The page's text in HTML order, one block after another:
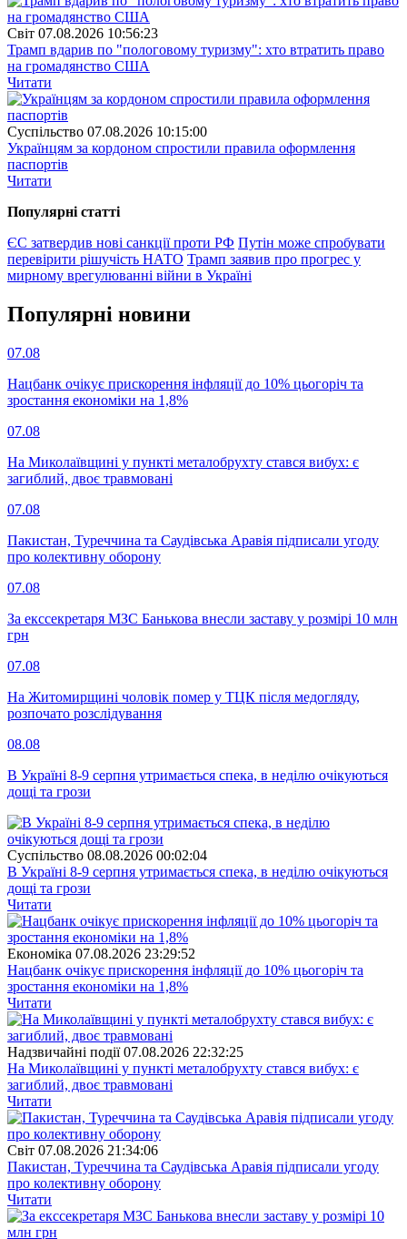
Свiт 07.08.2026 10:56:23
Трамп вдарив по "пологовому туризму": хто втратить право
на громадянство США
Читати
Суспiльство 07.08.2026 10:15:00
Українцям за кордоном спростили правила оформлення
паспортів
Читати
Популярнi статтi
ЄС затвердив нові санкції проти РФ Путін може спробувати
перевірити рішучість НАТО Трамп заявив про прогрес у
мирному врегулюванні війни в Україні
Популярнi новини
07.08
Нацбанк очікує прискорення інфляції до 10% цьогоріч та
зростання економіки на 1,8%
07.08
На Миколаївщині у пункті металобрухту стався вибух: є
загиблий, двоє травмовані
07.08
Пакистан, Туреччина та Саудівська Аравія підписали угоду
про колективну оборону
07.08
За екссекретаря МЗС Банькова внесли заставу у розмірі 10 млн
грн
07.08
На Житомирщині чоловік помер у ТЦК після медогляду,
розпочато розслідування
08.08
В Україні 8-9 серпня утримається спека, в неділю очікуються
дощі та грози
Суспiльство 08.08.2026 00:02:04
В Україні 8-9 серпня утримається спека, в неділю очікуються
дощі та грози
Читати
Економіка 07.08.2026 23:29:52
Нацбанк очікує прискорення інфляції до 10% цьогоріч та
зростання економіки на 1,8%
Читати
Надзвичайні події 07.08.2026 22:32:25
На Миколаївщині у пункті металобрухту стався вибух: є
загиблий, двоє травмовані
Читати
Свiт 07.08.2026 21:34:06
Пакистан, Туреччина та Саудівська Аравія підписали угоду
про колективну оборону
Читати